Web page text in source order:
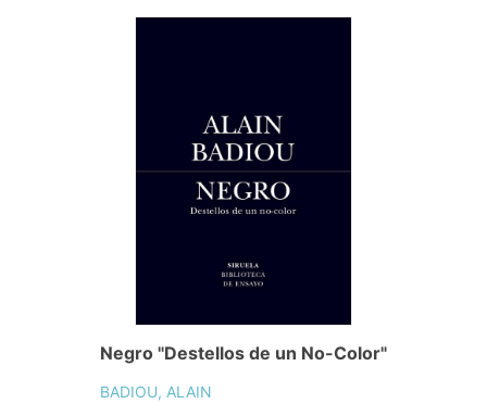
Negro "Destellos de un No-Color"
BADIOU, ALAIN